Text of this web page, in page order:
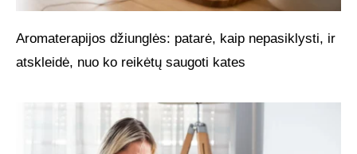
Aromaterapijos džiunglės: patarė, kaip nepasiklysti, ir
atskleidė, nuo ko reikėtų saugoti kates